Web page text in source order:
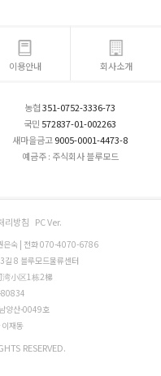
이용안내 회사소개
농협351-0752-3336-73
국민 572837-01-002263
새마을금고9005-0001-4473-8
예금주 : 주식회사 블루모드
리방침 PC Ver.
은숙 | 전화 070-4070-6786
길 8 블루모드물류센터
湾小区1栋2梯
80834
양산-0049호
재동
RESERVED.